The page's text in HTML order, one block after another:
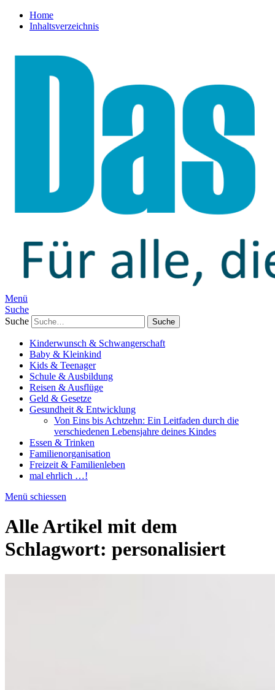
Home
Inhaltsverzeichnis
Menü
Suche
Suche
Kinderwunsch & Schwangerschaft
Baby & Kleinkind
Kids & Teenager
Schule & Ausbildung
Reisen & Ausflüge
Geld & Gesetze
Gesundheit & Entwicklung
Von Eins bis Achtzehn: Ein Leitfaden durch die
verschiedenen Lebensjahre deines Kindes
Essen & Trinken
Familienorganisation
Freizeit & Familienleben
mal ehrlich …!
Menü schiessen
Alle Artikel mit dem
Schlagwort: personalisiert